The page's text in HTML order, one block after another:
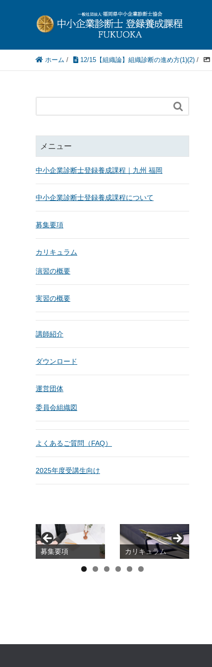
ホーム / 12/15【組織論】組織診断の進め方(1)(2) /

メニュー
中小企業診断士登録養成課程｜九州 福岡
中小企業診断士登録養成課程について
募集要項
カリキュラム
演習の概要
実習の概要
講師紹介
ダウンロード
運営団体
委員会組織図
よくあるご質問（FAQ）
2025年度受講生向け
募集要項 カリキュラム